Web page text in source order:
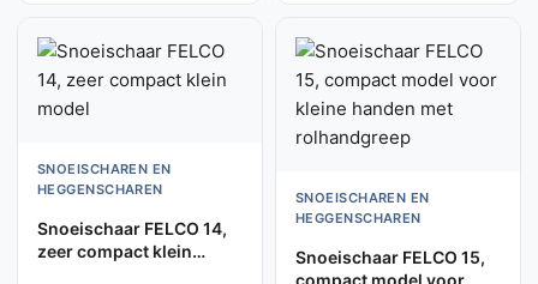
SNOEISCHAREN EN
HEGGENSCHAREN
Snoeischaar FELCO 14,
zeer compact klein
SNOEISCHAREN EN
HEGGENSCHAREN
Snoeischaar FELCO 15,